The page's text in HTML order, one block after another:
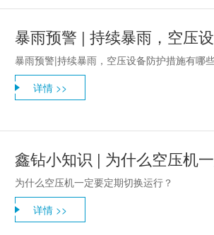
暴雨预警 | 持续暴雨，空压
暴雨预警|持续暴雨，空压设备防护措施有哪
详情 >>
鑫钻小知识 | 为什么空压机
为什么空压机一定要定期切换运行？
详情 >>